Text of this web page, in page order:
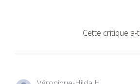
Cette critique a-